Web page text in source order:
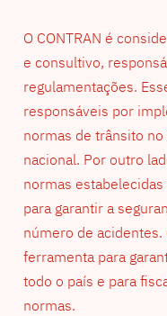
O CONTRAN é
e consultivo,
regulamentações.
responsáveis por
normas de trânsito
nacional. Por outro
normas estabelecidas
para garantir a
número de
ferramenta para
todo o país e para
normas.